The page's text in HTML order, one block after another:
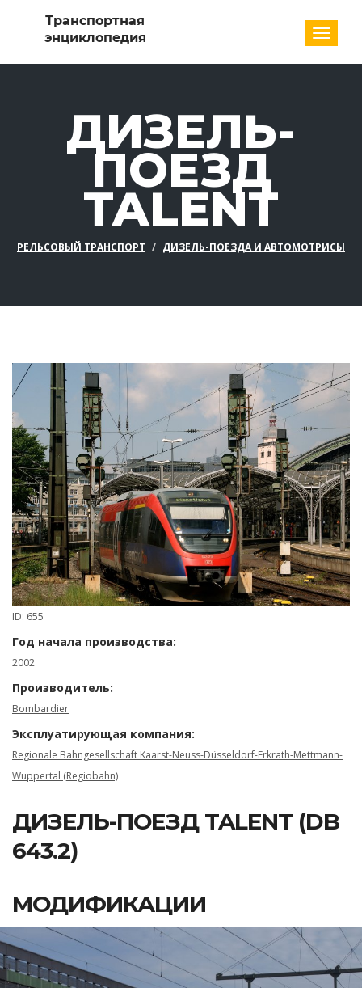
ДИЗЕЛЬ-
ПОЕЗД
TALENT
РЕЛЬСОВЫЙ ТРАНСПОРТ ДИЗЕЛЬ-ПОЕЗДА И АВТОМОТРИСЫ
ID: 655
Год начала производства:
2002
Производитель:
Bombardier
Эксплуатирующая компания:
Regionale Bahngesellschaft Kaarst-Neuss-Düsseldorf-Erkrath-Mettmann-
Wuppertal (Regiobahn)
ДИЗЕЛЬ-ПОЕЗД TALENT (DB
643.2)
МОДИФИКАЦИИ